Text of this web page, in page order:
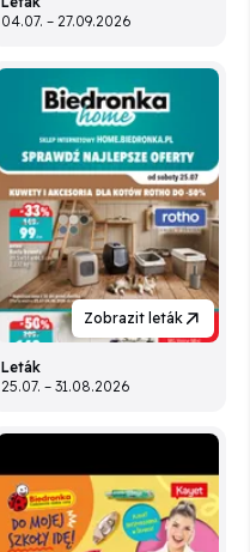
04.07. – 27.09.2026
Zobrazit leták
Leták
25.07. – 31.08.2026